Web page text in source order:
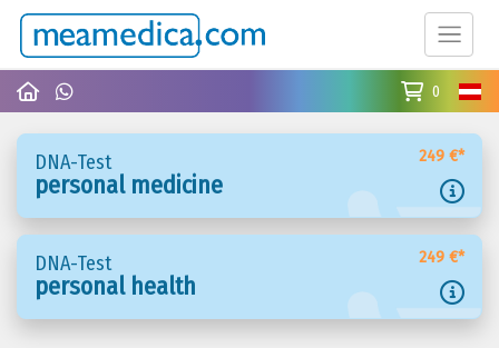
0
DNA-Test 249 €*
personal medicine
DNA-Test 249 €*
personal health